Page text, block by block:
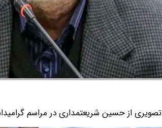
تصویری از حسین شریعتمداری در مراسم